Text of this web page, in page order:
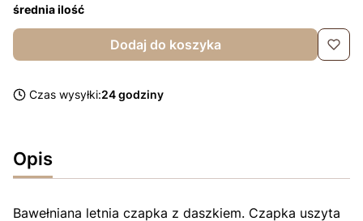
średnia ilość
Dodaj do koszyka
Czas wysyłki:24 godziny
Opis
Bawełniana letnia czapka z daszkiem. Czapka uszyta